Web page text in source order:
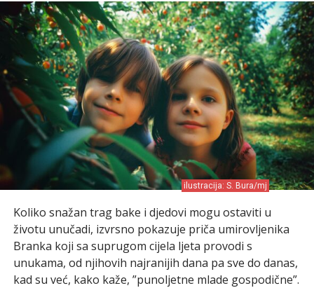
ilustracija: S. Bura/mj
Koliko snažan trag bake i djedovi mogu ostaviti u
životu unučadi, izvrsno pokazuje priča umirovljenika
Branka koji sa suprugom cijela ljeta provodi s
unukama, od njihovih najranijih dana pa sve do danas,
kad su već, kako kaže, ”punoljetne mlade gospodične”.